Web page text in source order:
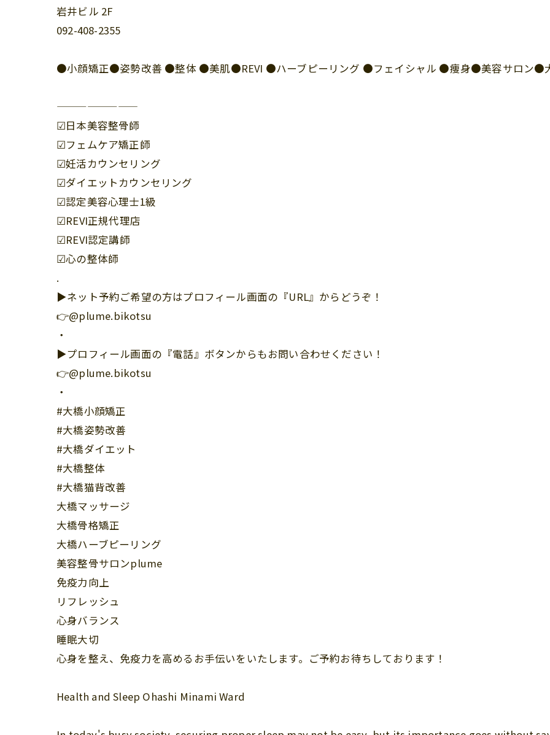
岩井ビル 2F
092-408-2355
●小顔矯正●姿勢改善 ●整体 ●美肌●REVI ●ハーブピーリング ●フェイシャル ●痩身●美容サロン●
————————
☑︎日本美容整骨師
☑︎フェムケア矯正師
☑︎妊活カウンセリング
☑︎ダイエットカウンセリング
☑︎認定美容心理士1級
☑︎REVI正規代理店
☑︎REVI認定講師
☑︎心の整体師
.
▶︎ネット予約ご希望の方はプロフィール画面の『URL』からどうぞ！
👉@plume.bikotsu
・
▶︎プロフィール画面の『電話』ボタンからもお問い合わせください！
👉@plume.bikotsu
・
#大橋小顔矯正
#大橋姿勢改善
#大橋ダイエット
#大橋整体
#大橋猫背改善
大橋マッサージ
大橋骨格矯正
大橋ハーブピーリング
美容整骨サロンplume
免疫力向上
リフレッシュ
心身バランス
睡眠大切
心身を整え、免疫力を高めるお手伝いをいたします。ご予約お待ちしております！
Health and Sleep Ohashi Minami Ward